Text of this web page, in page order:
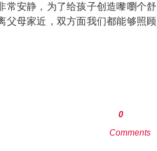
常安静，为了给孩子创造嚟嚠个舒
父母家近，双方面我们都能够照顾
0
Comments